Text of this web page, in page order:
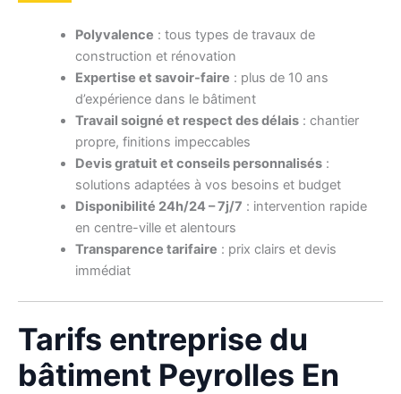
Polyvalence : tous types de travaux de
construction et rénovation
Expertise et savoir-faire : plus de 10 ans
d’expérience dans le bâtiment
Travail soigné et respect des délais: chantier
propre, finitions impeccables
Devis gratuit et conseils personnalisés:
solutions adaptées à vos besoins et budget
Disponibilité 24h/24 – 7j/7 : intervention rapide
en centre-ville et alentours
Transparence tarifaire : prix clairs et devis
immédiat
Tarifs entreprise du
bâtiment Peyrolles En